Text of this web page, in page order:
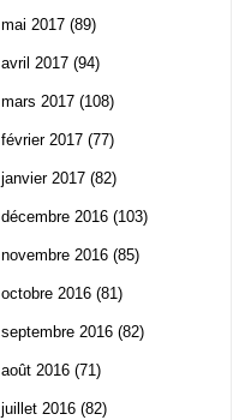
mai 2017 (89)
avril 2017 (94)
mars 2017 (108)
février 2017 (77)
janvier 2017 (82)
décembre 2016 (103)
novembre 2016 (85)
octobre 2016 (81)
septembre 2016 (82)
août 2016 (71)
juillet 2016 (82)